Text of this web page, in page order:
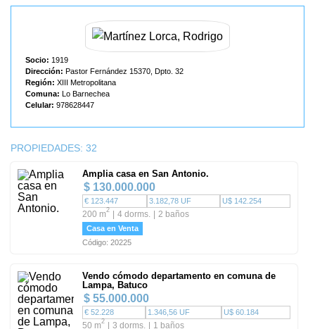
Socio: 1919
Dirección: Pastor Fernández 15370, Dpto. 32
Región: XIII Metropolitana
Comuna:
Lo Barnechea
Celular: 978628447
PROPIEDADES: 32
Amplia casa en San Antonio.
$ 130.000.000
€ 123.447 3.182,78 UF U$ 142.254
200 m2 4 dorms. 2 baños
Casa en Venta
Código: 20225
Vendo cómodo departamento en comuna de
Lampa, Batuco
$ 55.000.000
€ 52.228 1.346,56 UF U$ 60.184
50 m2 3 dorms. 1 baños